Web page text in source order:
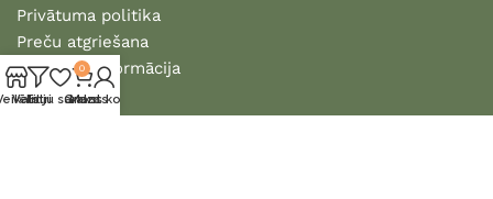
Privātuma politika
Preču atgriešana
Piegādes informācija
Filtri
Vēlmju saraksts
0
Grozs
Mans konts